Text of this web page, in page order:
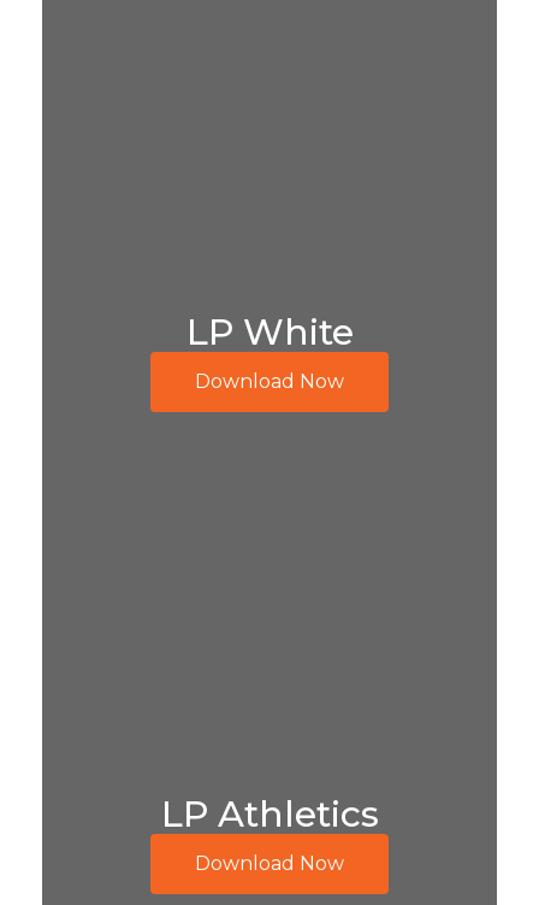
LP White
Download Now
LP Athletics
Download Now